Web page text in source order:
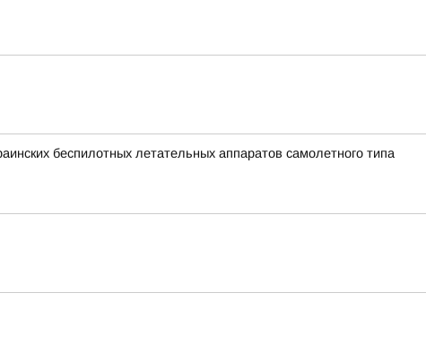
беспилотных летательных аппаратов самолетного типа